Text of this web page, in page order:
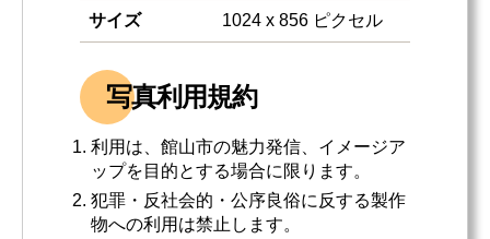
サイズ 1024 x 856 ピクセル
写真利用規約
利用は、館山市の魅力発信、イメージア
ップを目的とする場合に限ります。
犯罪・反社会的・公序良俗に反する製作
物への利用は禁止します。